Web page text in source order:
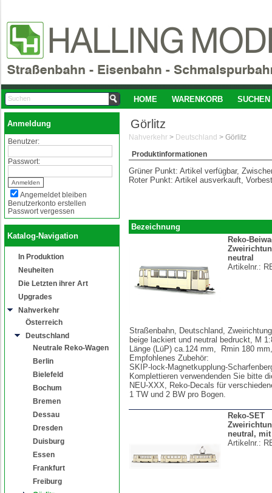
HOME WARENKORB SUCHEN
Anmeldung
Benutzer:
Passwort:
Angemeldet bleiben
Benutzerkonto erstellen
Passwort vergessen
Katalog-Navigation
In Produktion
Neuheiten
Die Letzten ihrer Art
Upgrades
Nahverkehr
Österreich
Deutschland
Neutrale Reko-Wagen
Berlin
Bielefeld
Bochum
Bremen
Dessau
Dresden
Duisburg
Essen
Frankfurt
Freiburg
Görlitz
Nahverkehr > Deutschland > Görlitz
Produktinformationen
Grüner Punkt: Artikel verfügbar,
Roter Punkt: Artikel ausverkauft,
Bezeichnung
Reko-
neutral
Artikelnr.:
Straßenbahn, Deutschland,
beige lackiert und neutral bedruckt, M
Länge (LüP) ca.124 mm, Rmin 180
Empfohlenes Zubehör:
SKIP-lock-Magnetkupplung-
Komplettieren verwendenden Sie bitte
NEU-XXX, Reko-Decals für
1 TW und 2 BW pro Bogen.
Reko-SET
neutral,
Artikelnr.: